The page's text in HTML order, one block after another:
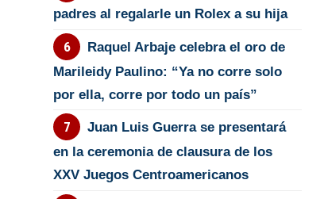
padres al regalarle un Rolex a su hija
Raquel Arbaje celebra el oro de
Marileidy Paulino: “Ya no corre solo
por ella, corre por todo un país”
Juan Luis Guerra se presentará
en la ceremonia de clausura de los
XXV Juegos Centroamericanos